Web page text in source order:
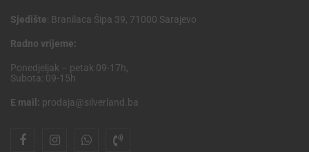
Sjedište: Branilaca Šipa 39, 71000 Sarajevo
Radno vrijeme:
Ponedjeljak – petak 09-17h,
Subota: 09-15h
E mail: prodaja@silverland.ba